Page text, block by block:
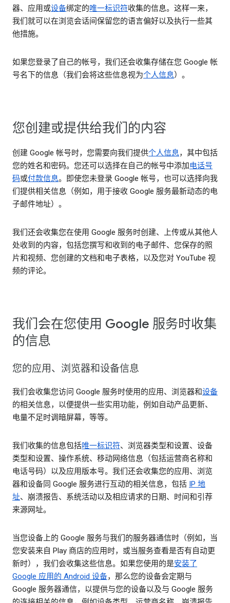
器、应用或设备绑定的唯一标识符收集的信息。这样一来，
我们就可以在浏览会话间保留您的语言偏好以及执行一些其
他措施。
如果您登录了自己的帐号，我们还会收集存储在您 Google 帐
号名下的信息（我们会将这些信息视为个人信息）。
您创建或提供给我们的内容
创建 Google 帐号时，您需要向我们提供个人信息，其中包括
您的姓名和密码。您还可以选择在自己的帐号中添加电话号
码或付款信息。即使您未登录 Google 帐号，也可以选择向我
们提供相关信息（例如，用于接收 Google 服务最新动态的电
子邮件地址）。
我们还会收集您在使用 Google 服务时创建、上传或从其他人
处收到的内容，包括您撰写和收到的电子邮件、您保存的照
片和视频、您创建的文档和电子表格，以及您对 YouTube 视
频的评论。
我们会在您使用 Google 服务时收集
的信息
您的应用、浏览器和设备信息
我们会收集您访问 Google 服务时使用的应用、浏览器和设备
的相关信息，以便提供一些实用功能，例如自动产品更新、
电量不足时调暗屏幕，等等。
我们收集的信息包括唯一标识符、浏览器类型和设置、设备
类型和设置、操作系统、移动网络信息（包括运营商名称和
电话号码）以及应用版本号。我们还会收集您的应用、浏览
器和设备同 Google 服务进行互动的相关信息，包括 IP 地
址、崩溃报告、系统活动以及相应请求的日期、时间和引荐
来源网址。
当您设备上的 Google 服务与我们的服务器通信时（例如，当
您安装来自 Play 商店的应用时，或当服务查看是否有自动更
新时），我们会收集这些信息。如果您使用的是安装了
Google 应用的 Android 设备，那么您的设备会定期与
Google 服务器通信，以提供与您的设备以及与 Google 服务